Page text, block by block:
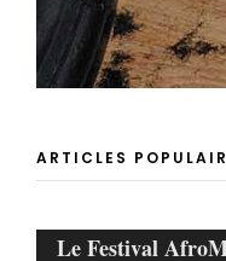
ARTICLES
Le Festival